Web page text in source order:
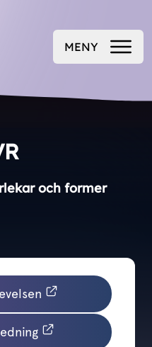
ÖPPNA
MENY
och former